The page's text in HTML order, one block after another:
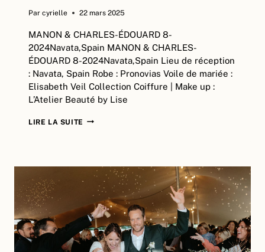
Par cyrielle 22 mars 2025
MANON & CHARLES-ÉDOUARD 8-
2024Navata,Spain MANON & CHARLES-
ÉDOUARD 8-2024Navata,Spain Lieu de réception
: Navata, Spain Robe : Pronovias Voile de mariée :
Elisabeth Veil Collection Coiffure | Make up :
L’Atelier Beauté by Lise
LIRE LA SUITE MANON
NAVATA,
SPAIN